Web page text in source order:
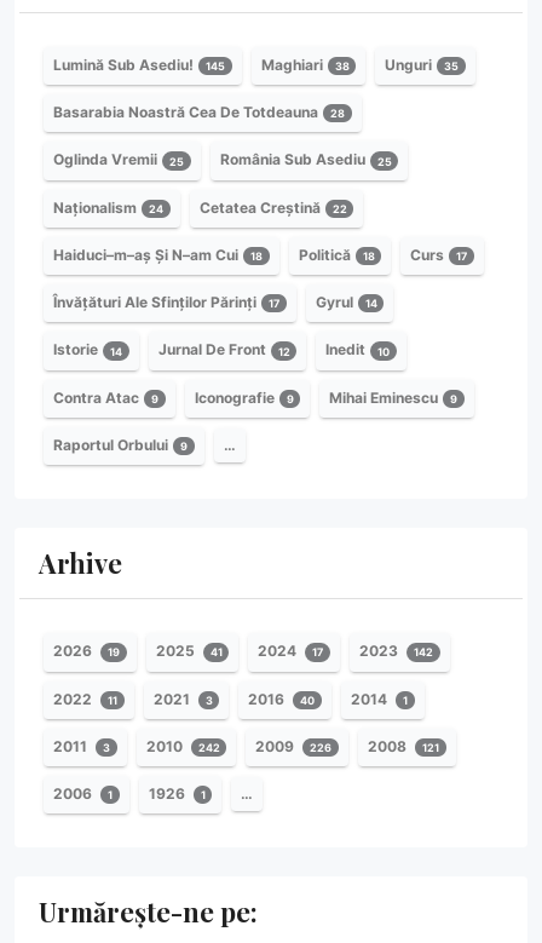
Lumină Sub Asediu! 145 Maghiari 38 Unguri 35
Basarabia Noastră Cea De Totdeauna 28
Oglinda Vremii 25 România Sub Asediu 25
Naționalism 24 Cetatea Creștină 22
Haiduci–m–aș Și N–am Cui 18 Politică 18 Curs 17
Învățături Ale Sfinților Părinți 17 Gyrul 14
Istorie 14 Jurnal De Front 12 Inedit 10
Contra Atac 9 Iconografie 9 Mihai Eminescu 9
Raportul Orbului 9 …
Arhive
2026 19 2025 41 2024 17 2023 142
2022 11 2021 3 2016 40 2014 1
2011 3 2010 242 2009 226 2008 121
2006 1 1926 1 …
Urmărește-ne pe: